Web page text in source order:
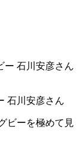
石川安彦さん
ビーを極めて見